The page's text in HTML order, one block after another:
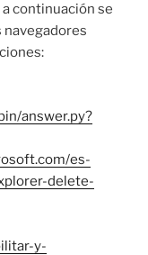
continuación se
navegadores
answer.py?
es-
delete-
y-